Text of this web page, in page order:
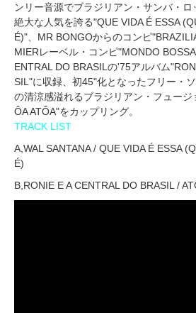
ンリー音源でブラジリアン・サンバ・
絶大な人気を誇る"QUE VIDA É ESSA
É)"、MR BONGOからのコンピ
MIERレーベル・コンピ"MONDO
ENTRAL DO BRASILの'75アルバム
SIL"に収録、初45"化となったフリー・
の清涼感溢れるブラジリアン・フュー
ÔA ATÔA"をカップリング。
TRACK LIST
A,WAL SANTANA / QUE VIDA É ESSA
É)
B,RONIE E A CENTRAL DO BRASIL /